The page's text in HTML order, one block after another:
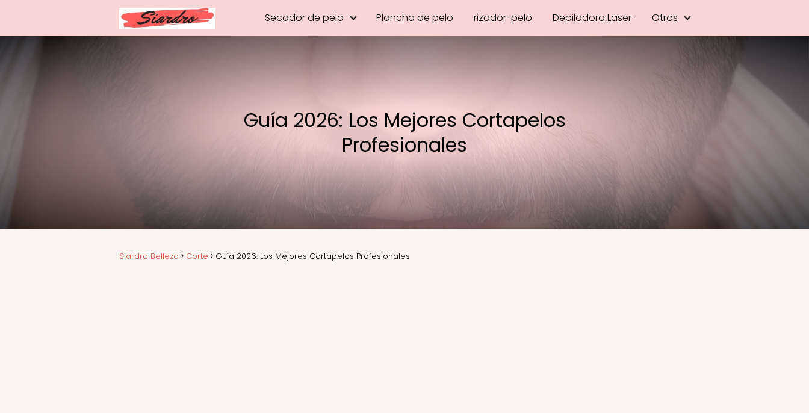
Secador de pelo Plancha de pelo rizador-pelo Depiladora Laser Otros
Guía 2026: Los Mejores Cortapelos
Profesionales
Siardro Belleza Corte Guía 2026: Los Mejores Cortapelos Profesionales